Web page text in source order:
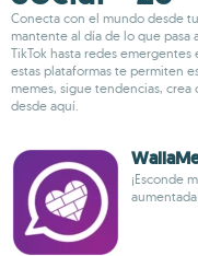
Conecta con el mundo desde
mantente al día de lo que pasa
TikTok hasta redes
estas plataformas te permiten
memes, sigue tendencias,
desde aquí.
¡Esconde
aumentada!